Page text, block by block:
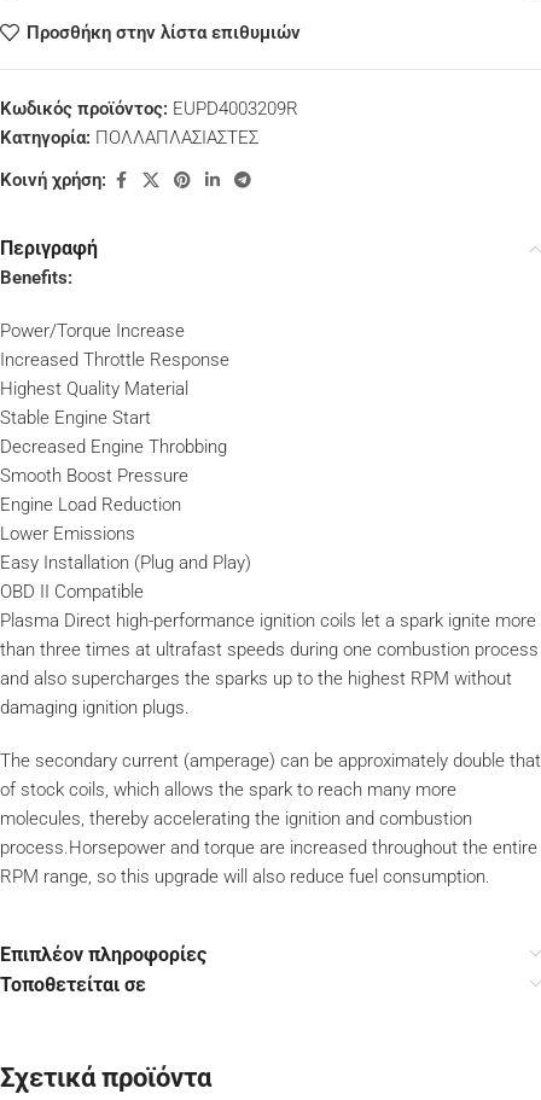
Προσθήκη στην λίστα επιθυμιών
Κωδικός προϊόντος: EUPD4003209R
Κατηγορία: ΠΟΛΛΑΠΛΑΣΙΑΣΤΕΣ
Κοινή χρήση:
Περιγραφή
Benefits:
Power/Torque Increase
Increased Throttle Response
Highest Quality Material
Stable Engine Start
Decreased Engine Throbbing
Smooth Boost Pressure
Engine Load Reduction
Lower Emissions
Easy Installation (Plug and Play)
OBD II Compatible
Plasma Direct high-performance ignition coils let a spark ignite more
than three times at ultrafast speeds during one combustion process
and also supercharges the sparks up to the highest RPM without
damaging ignition plugs.
The secondary current (amperage) can be approximately double that
of stock coils, which allows the spark to reach many more
molecules, thereby accelerating the ignition and combustion
process.Horsepower and torque are increased throughout the entire
RPM range, so this upgrade will also reduce fuel consumption.
Επιπλέον πληροφορίες
Τοποθετείται σε
Σχετικά προϊόντα